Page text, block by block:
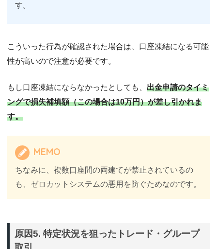
す。
こういった行為が確認された場合は、口座凍結になる可能
性が高いので注意が必要です。
もし口座凍結にならなかったとしても、 出金申請のタイミ
ングで損失補填額（この場合は10万円）が差し引かれま
す。
MEMO
ちなみに、複数口座間の両建てが禁止されているの
も、ゼロカットシステムの悪用を防ぐためなのです。
原因5. 特定状況を狙ったトレード・グループ